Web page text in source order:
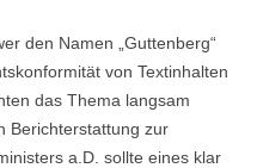
den Namen „Guttenberg“
von Textinhalten
das Thema langsam
Berichterstattung zur
a.D. sollte eines klar